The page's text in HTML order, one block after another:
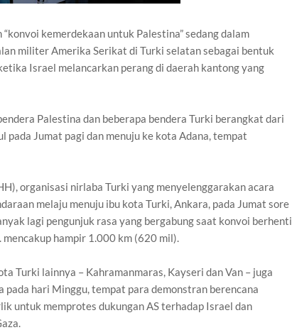
“konvoi kemerdekaan untuk Palestina” sedang dalam
militer Amerika Serikat di Turki selatan sebagai bentuk
Israel melancarkan perang di daerah kantong yang
Palestina dan beberapa bendera Turki berangkat dari
Jumat pagi dan menuju ke kota Adana, tempat
organisasi nirlaba Turki yang menyelenggarakan acara
melaju menuju ibu kota Turki, Ankara, pada Jumat sore
lagi pengunjuk rasa yang bergabung saat konvoi berhenti
hampir 1.000 km (620 mil).
Turki lainnya – Kahramanmaras, Kayseri dan Van – juga
pada hari Minggu, tempat para demonstran berencana
untuk memprotes dukungan AS terhadap Israel dan